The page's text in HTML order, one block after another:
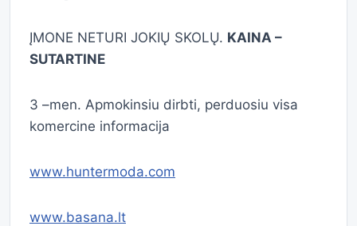
ĮMONE NETURI JOKIŲ SKOLŲ. KAINA –
SUTARTINE
3 –men. Apmokinsiu dirbti, perduosiu visa
komercine informacija
www.huntermoda.com
www.basana.lt